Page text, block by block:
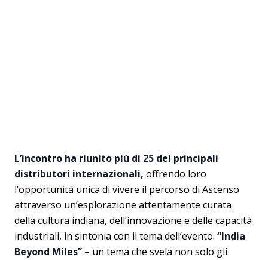
L’incontro ha riunito più di 25 dei principali
distributori internazionali, offrendo loro
l’opportunità unica di vivere il percorso di Ascenso
attraverso un’esplorazione attentamente curata
della cultura indiana, dell’innovazione e delle capacità
industriali, in sintonia con il tema dell’evento: “India
Beyond Miles” – un tema che svela non solo gli